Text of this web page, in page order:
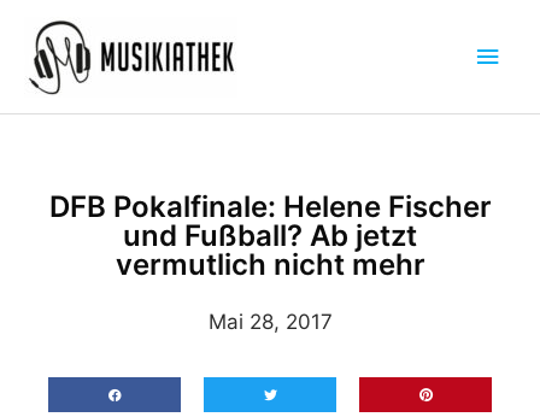
Inhalt
springen
DFB Pokalfinale: Helene Fischer
und Fußball? Ab jetzt
vermutlich nicht mehr
Mai 28, 2017